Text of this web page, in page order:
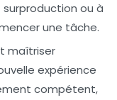
ou à
une tâche.
maîtriser
expérience
compétent,